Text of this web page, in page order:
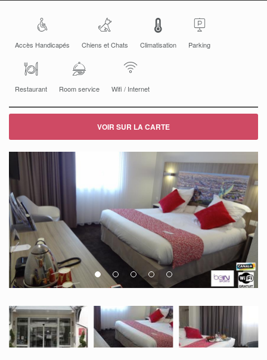
Accès Handicapés Chiens et Chats Climatisation Parking
Restaurant Room service Wifi / Internet
VOIR SUR LA CARTE